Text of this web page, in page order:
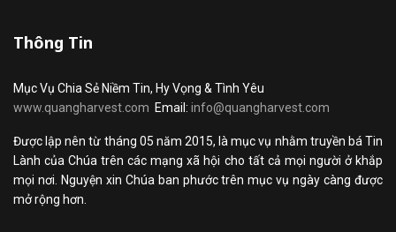
Thông Tin
Mục Vụ Chia Sẻ Niềm Tin, Hy Vọng & Tình Yêu
www.quangharvest.com Email: info@quangharvest.com
Được lập nên từ tháng 05 năm 2015, là mục vụ nhằm truyền bá Tin
Lành của Chúa trên các mạng xã hội cho tất cả mọi người ở khắp
mọi nơi. Nguyện xin Chúa ban phước trên mục vụ ngày càng được
mở rộng hơn.